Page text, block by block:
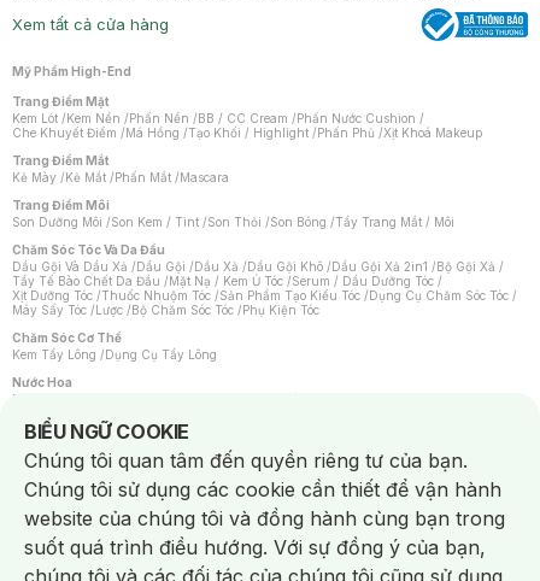
Xem tất cả cửa hàng
Mỹ Phẩm High-End
Trang Điểm Mặt
Kem Lót /Kem Nền /Phấn Nền /BB / CC Cream /Phấn Nước Cushion /
Che Khuyết Điểm /Má Hồng /Tạo Khối / Highlight /Phấn Phủ /Xịt Khoá Makeup
Trang Điểm Mắt
Kẻ Mày /Kẻ Mắt /Phấn Mắt /Mascara
Trang Điểm Môi
Son Dưỡng Môi /Son Kem / Tint /Son Thỏi /Son Bóng /Tẩy Trang Mắt / Môi
Chăm Sóc Tóc Và Da Đầu
Dầu Gội Và Dầu Xả /Dầu Gội /Dầu Xả /Dầu Gội Khô /Dầu Gội Xả 2in1 /Bộ Gội Xả /
Tẩy Tế Bào Chết Da Đầu /Mặt Nạ / Kem Ủ Tóc /Serum / Dầu Dưỡng Tóc /
Xịt Dưỡng Tóc /Thuốc Nhuộm Tóc /Sản Phẩm Tạo Kiểu Tóc /Dụng Cụ Chăm Sóc Tóc /
Máy Sấy Tóc /Lược /Bộ Chăm Sóc Tóc /Phụ Kiện Tóc
Chăm Sóc Cơ Thể
Kem Tẩy Lông /Dụng Cụ Tẩy Lông
Nước Hoa
Nước Hoa Nữ
Chăm Sóc Cá Nhân
Chống Muỗi /Khẩu Trang /Máy Massage/Mặt Nạ Xông Hơi /Nước Rửa Tay/
Sản Phẩm Chăm Sóc Khác /Bàn Chải Đánh Răng /Bàn Chải Điện/
Hỗ Trợ Trắng Răng/Kem Đánh Răng /Máy Tăm Nước/ Nước Súc Miệng/
Tăm / Chỉ Nha Khoa/ Xịt Thơm Miệng / Dung Dịch Vệ Sinh/Dưỡng Vùng Kín/
Khăn Ướt Vệ Sinh Vùng Kín/Băng Vệ Sinh/Tampon/Bọt Cạo Râu /Dao Cạo Râu/
Máy Cạo Râu
Vấn Đề Về Da
Da Dầu / Lỗ Chân Lông To/ Da Khô / Mất Nước/ Da Lão Hóa/ Da Mụn/
BIỂU NGỮ COOKIE
Notice about cookies usage
Chúng tôi quan tâm đến quyền riêng tư của bạn.
Chúng tôi sử dụng các cookie cần thiết để vận hành
website của chúng tôi và đồng hành cùng bạn trong
suốt quá trình điều hướng. Với sự đồng ý của bạn,
chúng tôi và các đối tác của chúng tôi cũng sử dụng